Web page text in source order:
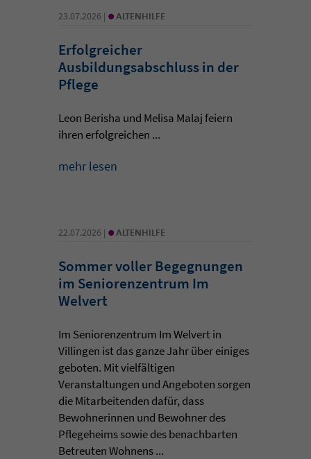
23.07.2026 | • ALTENHILFE
Erfolgreicher
Ausbildungsabschluss in der
Pflege
Leon Berisha und Melisa Malaj feiern
ihren erfolgreichen ...
mehr lesen
22.07.2026 | • ALTENHILFE
Sommer voller Begegnungen
im Seniorenzentrum Im
Welvert
Im Seniorenzentrum Im Welvert in
Villingen ist das ganze Jahr über einiges
geboten. Mit vielfältigen
Veranstaltungen und Angeboten sorgen
die Mitarbeitenden dafür, dass
Bewohnerinnen und Bewohner des
Pflegeheims sowie des benachbarten
Betreuten Wohnens ...